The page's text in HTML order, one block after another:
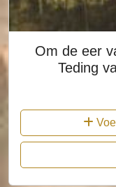
Om de eer
Teding